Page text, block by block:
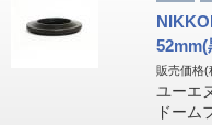
52mm(
販売価格(
ユーエ
ドーム